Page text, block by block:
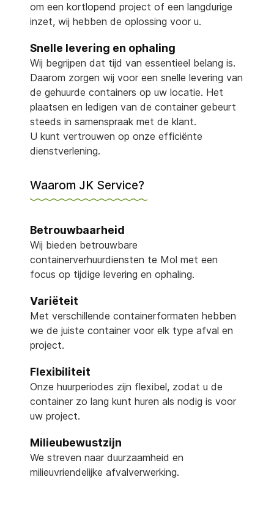
om een kortlopend project of een langdurige
inzet, wij hebben de oplossing voor u.
Snelle levering en ophaling
Wij begrijpen dat tijd van essentieel belang is.
Daarom zorgen wij voor een snelle levering van
de gehuurde containers op uw locatie. Het
plaatsen en ledigen van de container gebeurt
steeds in samenspraak met de klant.
U kunt vertrouwen op onze efficiënte
dienstverlening.
Waarom JK Service?
Betrouwbaarheid
Wij bieden betrouwbare
containerverhuurdiensten te Mol met een
focus op tijdige levering en ophaling.
Variëteit
Met verschillende containerformaten hebben
we de juiste container voor elk type afval en
project.
Flexibiliteit
Onze huurperiodes zijn flexibel, zodat u de
container zo lang kunt huren als nodig is voor
uw project.
Milieubewustzijn
We streven naar duurzaamheid en
milieuvriendelijke afvalverwerking.